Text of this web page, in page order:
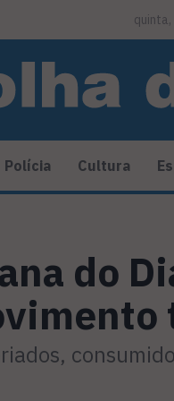
Polícia Cultura
do